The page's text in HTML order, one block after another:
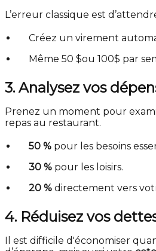
L’erreur classique est
Créez un virement
Même 50 $ou 100$ par
3. Analysez vos
Prenez un moment pour
repas au restaurant.
50 % pour les besoins
30 % pour les loisirs.
20 % directement vers
4. Réduisez vos
Il est difficile d'économiser